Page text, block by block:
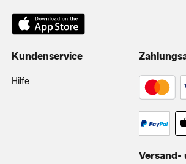
Kundenservice
Hilfe
Versand-